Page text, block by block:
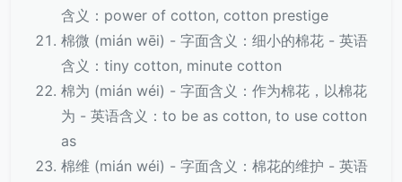
含义：power of cotton, cotton prestige
棉微 (mián wēi) - 字面含义：细小的棉花 - 英语
含义：tiny cotton, minute cotton
棉为 (mián wéi) - 字面含义：作为棉花，以棉花
为 - 英语含义：to be as cotton, to use cotton
as
棉维 (mián wéi) - 字面含义：棉花的维护 - 英语